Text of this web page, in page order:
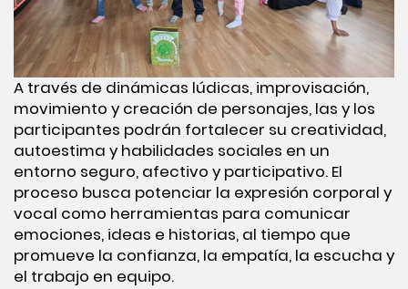
A través de dinámicas lúdicas, improvisación,
movimiento y creación de personajes, las y los
participantes podrán fortalecer su creatividad,
autoestima y habilidades sociales en un
entorno seguro, afectivo y participativo. El
proceso busca potenciar la expresión corporal y
vocal como herramientas para comunicar
emociones, ideas e historias, al tiempo que
promueve la confianza, la empatía, la escucha y
el trabajo en equipo.